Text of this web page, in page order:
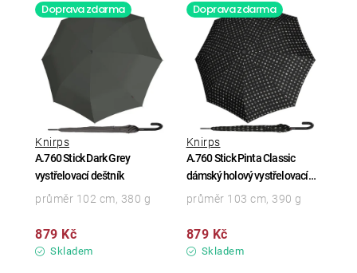
Doprava zdarma
A.760 Stick Dark Grey
vystřelovací deštník
Knirps
Skladem
879 Kč
průměr 102 cm, 380 g
Doprava zdarma
A.760 Stick Pinta Classic
dámský holový vystřelovací
deštník
Knirps
Skladem
879 Kč
průměr 103 cm, 390 g